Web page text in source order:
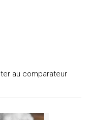
au comparateur